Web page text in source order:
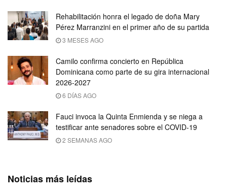
Rehabilitación honra el legado de doña Mary
Pérez Marranzini en el primer año de su partida
3 MESES AGO
Camilo confirma concierto en República
Dominicana como parte de su gira internacional
2026-2027
6 DÍAS AGO
Fauci invoca la Quinta Enmienda y se niega a
testificar ante senadores sobre el COVID-19
2 SEMANAS AGO
Noticias más leídas